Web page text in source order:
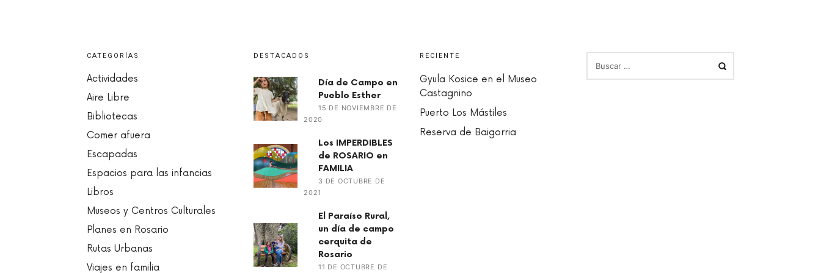
CATEGORÍAS
Actividades
Aire Libre
Bibliotecas
Comer afuera
Escapadas
Espacios para las infancias
Libros
Museos y Centros Culturales
Planes en Rosario
Rutas Urbanas
Viajes en familia
DESTACADOS
Día de Campo en
Pueblo Esther
15 DE NOVIEMBRE DE
2020
Los IMPERDIBLES
de ROSARIO en
FAMILIA
3 DE OCTUBRE DE
2021
El Paraíso Rural,
un día de campo
cerquita de
Rosario
11 DE OCTUBRE DE
RECIENTE
Gyula Kosice en el Museo
Castagnino
Puerto Los Mástiles
Reserva de Baigorria